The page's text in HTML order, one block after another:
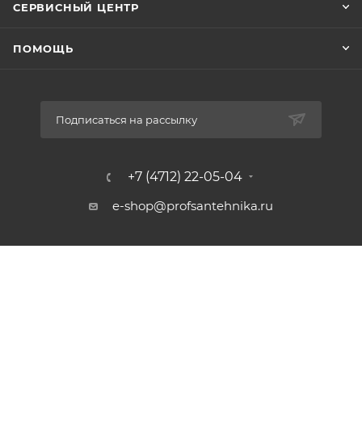
СЕРВИСНЫЙ ЦЕНТР
ПОМОЩЬ
Подписаться на рассылку
+7 (4712) 22-05-04
e-shop@profsantehnika.ru